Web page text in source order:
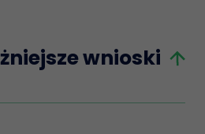
wnioski